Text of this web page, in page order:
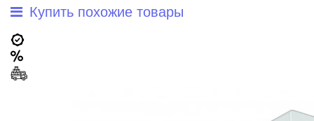
Купить похожие товары